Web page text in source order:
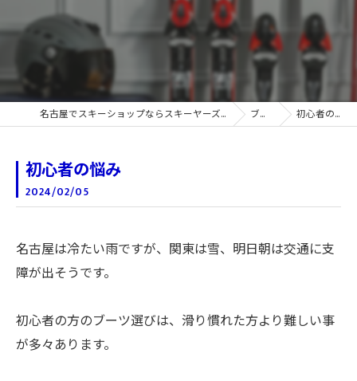
名古屋でスキーショップならスキーヤーズピットエリア1 ブログ 初心者の悩み
初心者の悩み
2024/02/05
名古屋は冷たい雨ですが、関東は雪、明日朝は交通に支
障が出そうです。
初心者の方のブーツ選びは、滑り慣れた方より難しい事
が多々あります。